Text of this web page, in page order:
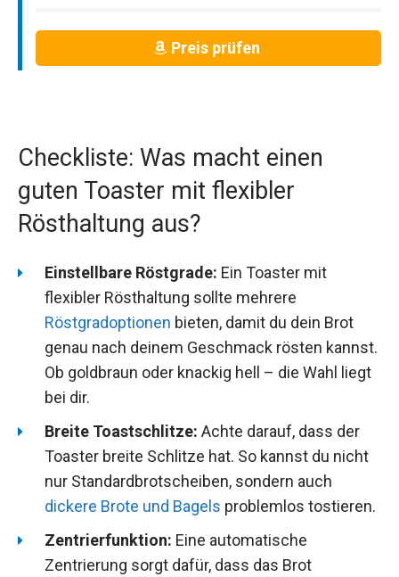
Preis prüfen
Checkliste: Was macht einen
guten Toaster mit flexibler
Rösthaltung aus?
Einstellbare Röstgrade: Ein Toaster mit
flexibler Rösthaltung sollte mehrere
Röstgradoptionen bieten, damit du dein Brot
genau nach deinem Geschmack rösten kannst.
Ob goldbraun oder knackig hell – die Wahl liegt
bei dir.
Breite Toastschlitze: Achte darauf, dass der
Toaster breite Schlitze hat. So kannst du nicht
nur Standardbrotscheiben, sondern auch
dickere Brote und Bagels problemlos tostieren.
Zentrierfunktion: Eine automatische
Zentrierung sorgt dafür, dass das Brot